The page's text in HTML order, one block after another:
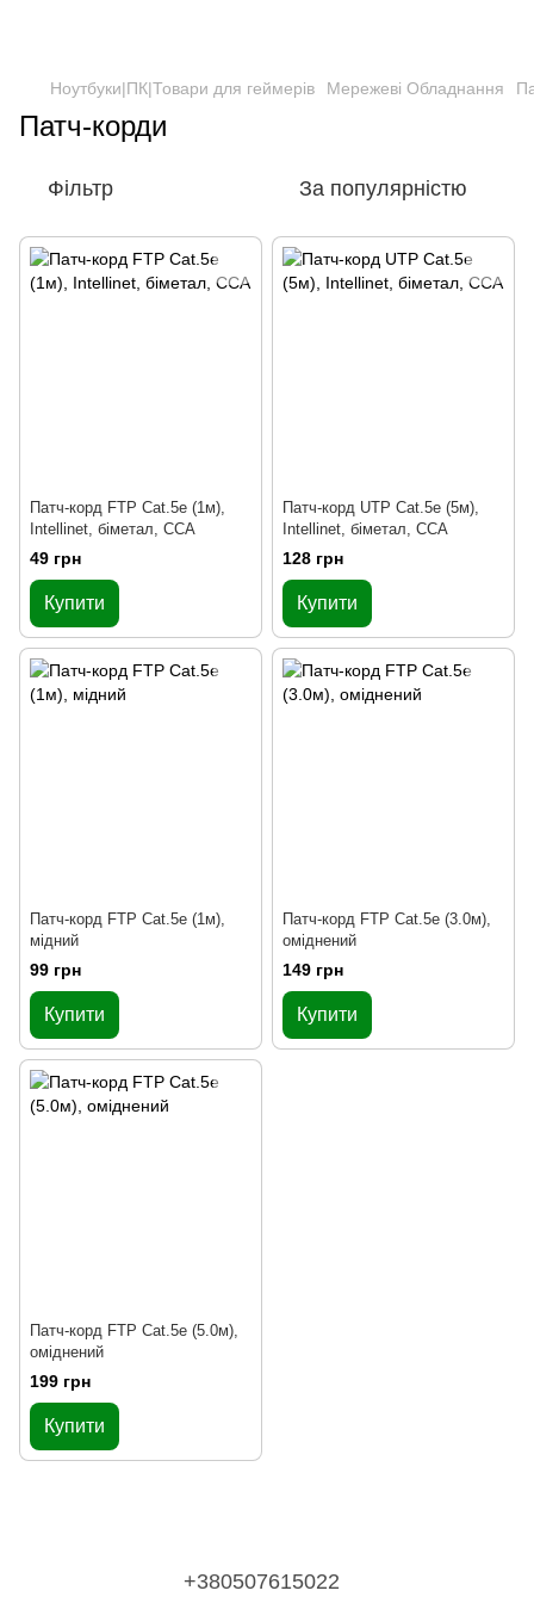
Ноутбуки|ПК|Товари для геймерів Мережеві Обладнання
Патч-корди
Фільтр За популярністю
Патч-корд FTP Cat.5e (1м),
Intellinet, біметал, ССА
49 грн
Купити
Патч-корд UTP Cat.5e (5м),
Intellinet, біметал, ССА
128 грн
Купити
Патч-корд FTP Cat.5e (1м),
мідний
99 грн
Купити
Патч-корд FTP Cat.5e (3.0м),
оміднений
149 грн
Купити
Патч-корд FTP Cat.5e (5.0м),
оміднений
199 грн
Купити
+380507615022